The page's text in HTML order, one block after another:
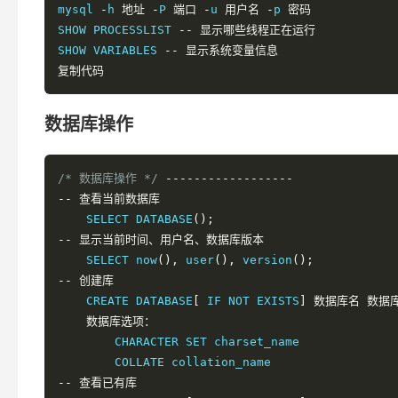
mysql - h 地址 - P 端口 - u 用户名 - p 密码
SHOW PROCESSLIST
--
显示哪些线程正在运行
SHOW VARIABLES
--
显示系统变量信息
复制代码
数据库操作
/* 数据库操作 */
------------------
--
查看当前数据库
    SELECT DATABASE
();
--
显示当前时间、用户名、数据库版本
    SELECT now
(), user(), version ();
--
创建库
    CREATE DATABASE
IF NOT EXISTS 数据库名
数据
数据库选项：
        CHARACTER SET charset_name
--
查看已有库